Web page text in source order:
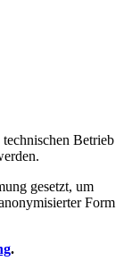
Betrieb
gesetzt, um
Form
.